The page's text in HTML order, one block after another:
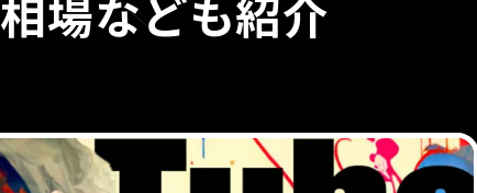
場なども紹介